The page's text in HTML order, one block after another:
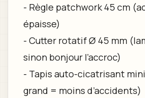
- Règle patchwork 45 cm
épaisse)
- Cutter rotatif Ø 45 mm
sinon bonjour l’accroc)
- Tapis auto-cicatrisant
grand = moins d’accidents)